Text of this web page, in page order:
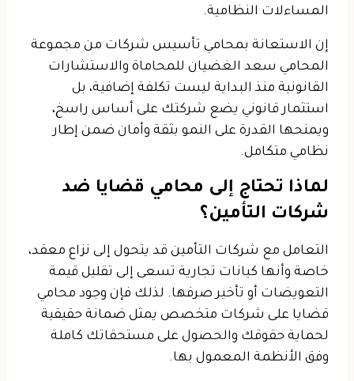
المساءلات النظامية.
إن الاستعانة بمحامي تأسيس شركات من مجموعة
المحامي سعد الغضيان للمحاماة والاستشارات
القانونية منذ البداية ليست تكلفة إضافية، بل
استثمار قانوني يضع شركتك على أساس راسخ،
ويمنحها القدرة على النمو بثقة وأمان ضمن إطار
نظامي متكامل.
لماذا تحتاج إلى محامي قضايا ضد
شركات التأمين؟
التعامل مع شركات التأمين قد يتحول إلى نزاع معقد،
خاصة وأنها كيانات تجارية تسعى إلى تقليل قيمة
التعويضات أو تأخير صرفها. لذلك فإن وجود محامي
قضايا على شركات متخصص يمثل ضمانة حقيقية
لحماية حقوقك والحصول على مستحقاتك كاملة
وفق الأنظمة المعمول بها.